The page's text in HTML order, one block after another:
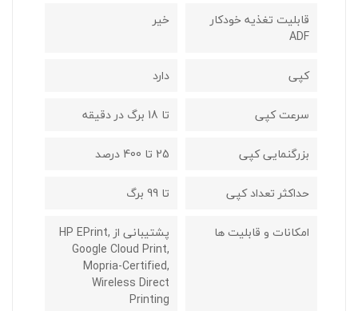
قابلیت تغذیه خودکار
ADF
خیر
کپی
دارد
سرعت کپی
تا 18 برگ در دقیقه
بزرگنمایی کپی
25 تا 400 درصد
حداکثر تعداد کپی
تا 99 برگ
امکانات و قابلیت ها
پشتیبانی از HP EPrint,
Google Cloud Print,
Mopria-Certified,
Wireless Direct
Printing